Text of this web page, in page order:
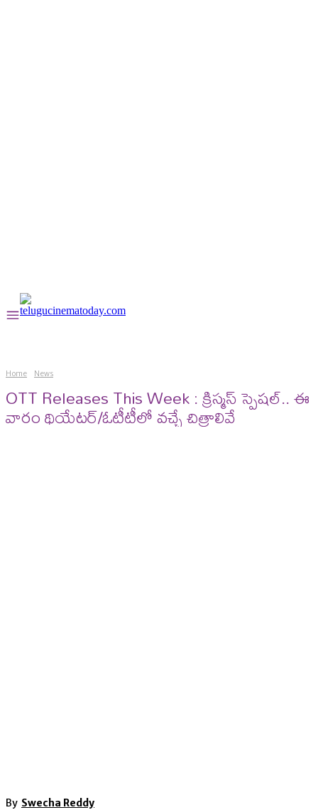
Home News
OTT Releases This Week : క్రిస్మస్‌ స్పెషల్.. ఈ
వారం థియేటర్‌/ఓటీటీలో వచ్చే చిత్రాలివే
By Swecha Reddy